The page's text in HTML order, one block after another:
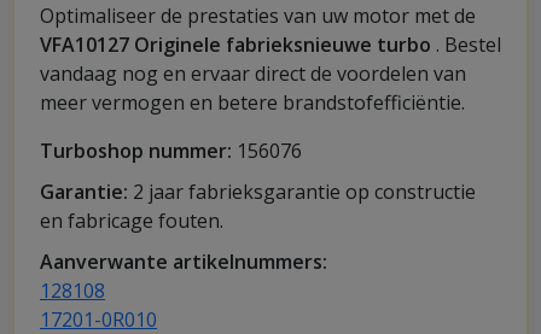
Optimaliseer de prestaties van uw motor met de
VFA10127 Originele fabrieksnieuwe turbo . Bestel
vandaag nog en ervaar direct de voordelen van
meer vermogen en betere brandstofefficiëntie.
Turboshop nummer: 156076
Garantie: 2 jaar fabrieksgarantie op constructie
en fabricage fouten.
Aanverwante artikelnummers:
128108
17201-0R010